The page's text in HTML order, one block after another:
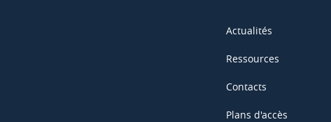
Actualités
Ressources
Contacts
Plans d'accès